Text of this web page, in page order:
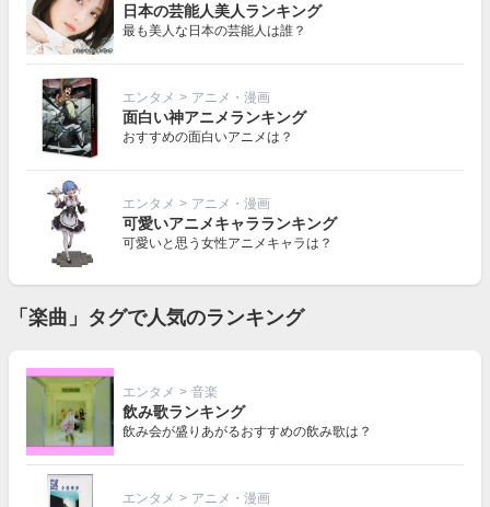
日本の芸能人美人ランキング
最も美人な日本の芸能人は誰？
エンタメ > アニメ・漫画
面白い神アニメランキング
おすすめの面白いアニメは？
エンタメ > アニメ・漫画
可愛いアニメキャラランキング
可愛いと思う女性アニメキャラは？
「楽曲」タグで人気のランキング
エンタメ > 音楽
飲み歌ランキング
飲み会が盛りあがるおすすめの飲み歌は？
エンタメ > アニメ・漫画